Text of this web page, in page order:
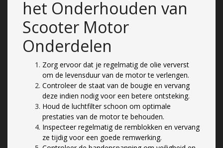
het Onderhouden van
Scooter Motor
Onderdelen
Zorg ervoor dat je regelmatig de olie ververst
om de levensduur van de motor te verlengen.
Controleer de staat van de bougie en vervang
deze indien nodig voor een betere ontsteking.
Houd de luchtfilter schoon om optimale
prestaties van de motor te behouden.
Inspecteer regelmatig de remblokken en vervang
ze tijdig voor een goede remwerking.